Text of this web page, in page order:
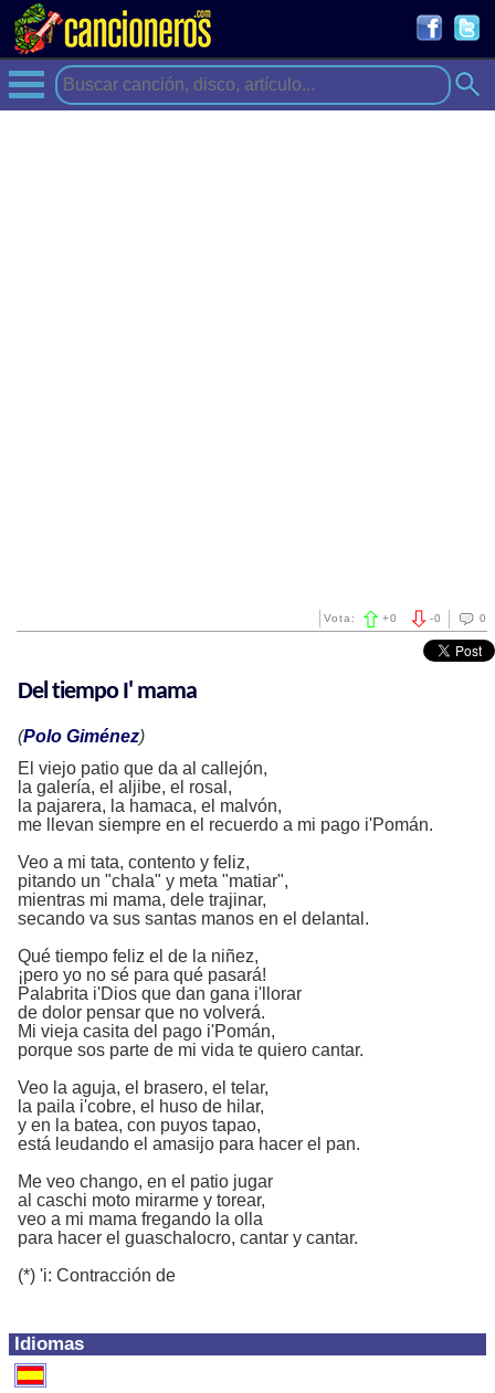
0
-0
Vota: +0
Idiomas
Del tiempo I' mama
(Polo Giménez)
El viejo patio que da al callejón,
la galería, el aljibe, el rosal,
la pajarera, la hamaca, el malvón,
me llevan siempre en el recuerdo a mi pago i'Pomán.
Veo a mi tata, contento y feliz,
pitando un "chala" y meta "matiar",
mientras mi mama, dele trajinar,
secando va sus santas manos en el delantal.
Qué tiempo feliz el de la niñez,
¡pero yo no sé para qué pasará!
Palabrita i'Dios que dan gana i'llorar
de dolor pensar que no volverá.
Mi vieja casita del pago i'Pomán,
porque sos parte de mi vida te quiero cantar.
Veo la aguja, el brasero, el telar,
la paila i'cobre, el huso de hilar,
y en la batea, con puyos tapao,
está leudando el amasijo para hacer el pan.
Me veo chango, en el patio jugar
al caschi moto mirarme y torear,
veo a mi mama fregando la olla
para hacer el guaschalocro, cantar y cantar.
(*) 'i: Contracción de